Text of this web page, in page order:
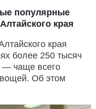
популярные
края
края
более 250 тысяч
— чаще всего
Об этом